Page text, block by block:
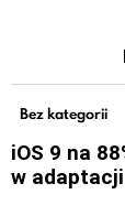
Bez kategorii
iOS 9 na
w